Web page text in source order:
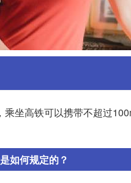
坐高铁可以携带不超过
如何规定的？